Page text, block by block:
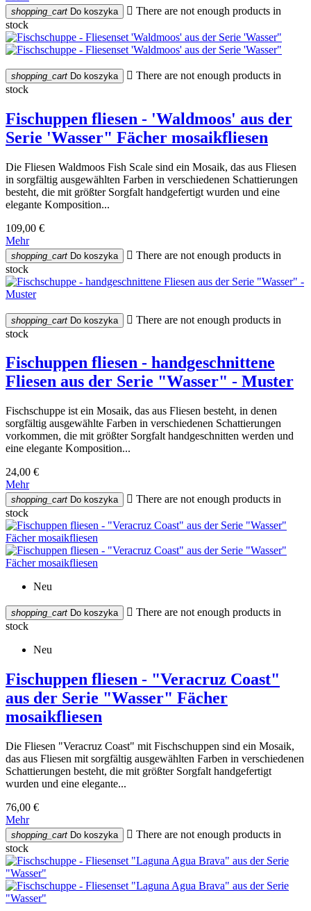
shopping_cart Do koszyka  There are not enough products in
stock
shopping_cart Do koszyka  There are not enough products in
stock
Fischuppen fliesen - 'Waldmoos' aus der
Serie 'Wasser" Fächer mosaikfliesen
Die Fliesen Waldmoos Fish Scale sind ein Mosaik, das aus Fliesen
in sorgfältig ausgewählten Farben in verschiedenen Schattierungen
besteht, die mit größter Sorgfalt handgefertigt wurden und eine
elegante Komposition...
109,00 €
Mehr
shopping_cart Do koszyka  There are not enough products in
stock
shopping_cart Do koszyka  There are not enough products in
stock
Fischuppen fliesen - handgeschnittene
Fliesen aus der Serie "Wasser" - Muster
Fischschuppe ist ein Mosaik, das aus Fliesen besteht, in denen
sorgfältig ausgewählte Farben in verschiedenen Schattierungen
vorkommen, die mit größter Sorgfalt handgeschnitten werden und
eine elegante Komposition...
24,00 €
Mehr
shopping_cart Do koszyka  There are not enough products in
stock
Neu
shopping_cart Do koszyka  There are not enough products in
stock
Neu
Fischuppen fliesen - "Veracruz Coast"
aus der Serie "Wasser" Fächer
mosaikfliesen
Die Fliesen "Veracruz Coast" mit Fischschuppen sind ein Mosaik,
das aus Fliesen mit sorgfältig ausgewählten Farben in verschiedenen
Schattierungen besteht, die mit größter Sorgfalt handgefertigt
wurden und eine elegante...
76,00 €
Mehr
shopping_cart Do koszyka  There are not enough products in
stock